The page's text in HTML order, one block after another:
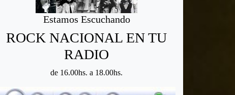
Estamos Escuchando
ROCK NACIONAL EN TU
RADIO
de 16.00hs. a 18.00hs.